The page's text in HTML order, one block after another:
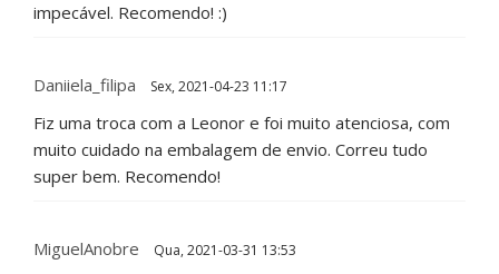
impecável. Recomendo! :)
Daniiela_filipa Sex, 2021-04-23 11:17
Fiz uma troca com a Leonor e foi muito atenciosa, com
muito cuidado na embalagem de envio. Correu tudo
super bem. Recomendo!
MiguelAnobre Qua, 2021-03-31 13:53